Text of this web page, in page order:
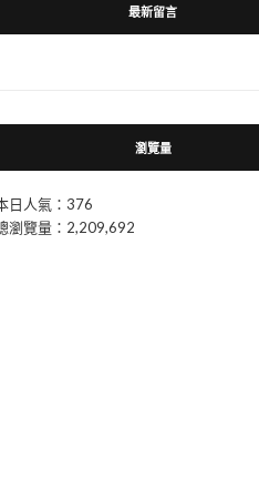
最新留言
瀏覽量
日人氣：376
瀏覽量：2,209,692